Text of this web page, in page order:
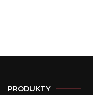
PRODUKTY